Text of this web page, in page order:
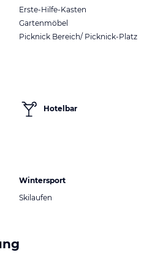
Erste-Hilfe-Kasten
Gartenmöbel
Picknick Bereich/ Picknick-Platz
Hotelbar
Wintersport
Skilaufen